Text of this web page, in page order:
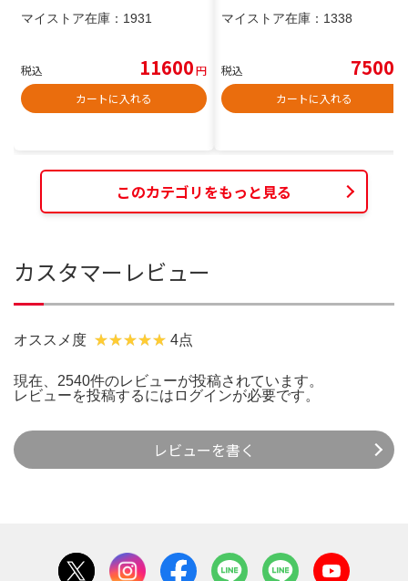
マイストア在庫： 1931
税込 11600円
カートに入れる
マイストア在庫： 1338
税込 7500
カートに入れる
このカテゴリをもっと見る
カスタマーレビュー
オススメ度 4点
現在、2540件のレビューが投稿されています。
レビューを投稿するには ログインが必要です。
レビューを書く